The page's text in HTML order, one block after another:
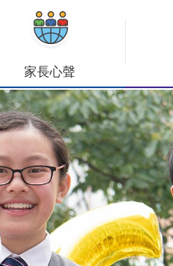
家長心聲